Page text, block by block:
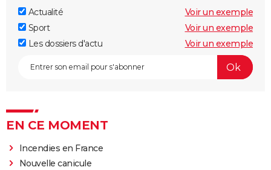
Actualité
Voir un exemple
Sport
Voir un exemple
Les dossiers d'actu
Voir un exemple
EN CE MOMENT
Incendies en France
Nouvelle canicule